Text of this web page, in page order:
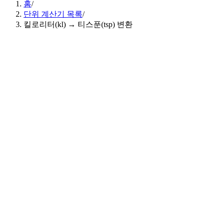
홈/
단위 계산기 목록/
킬로리터(kl) → 티스푼(tsp) 변환